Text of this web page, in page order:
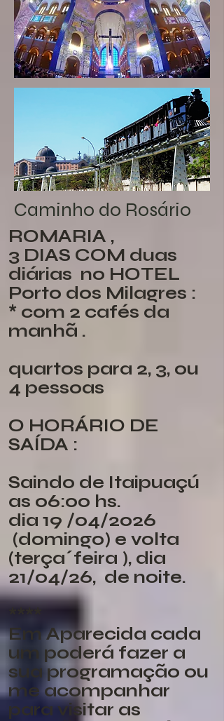
Caminho do Rosário
ROMARIA ,
3 DIAS COM duas
diárias no HOTEL
Porto dos Milagres :
* com 2 cafés da
manhã .
quartos para 2, 3, ou
4 pessoas
O HORÁRIO DE
SAÍDA :
Saindo de Itaipuaçú
as 06:00 hs.
dia 19 /04/2026
(domingo) e volta
(terça´feira ), dia
21/04/26, de noite.
​****
Em Aparecida cada
um poderá fazer a
sua programação ou
me acompanhar
para visitar as